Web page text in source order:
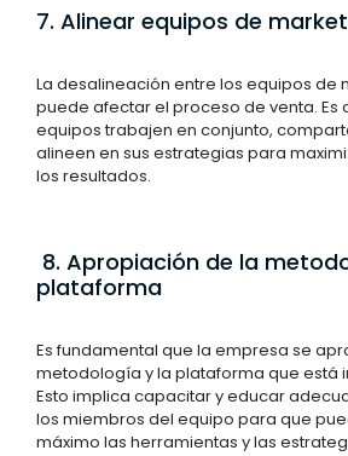
7. Alinear equipos de
La desalineación entre los equipos de
puede afectar el proceso de venta. Es
equipos trabajen en conjunto,
alineen en sus estrategias para
los resultados.
8. Apropiación de la
plataforma
Es fundamental que la empresa se
metodología y la plataforma que está
Esto implica capacitar y educar
los miembros del equipo para que
máximo las herramientas y las